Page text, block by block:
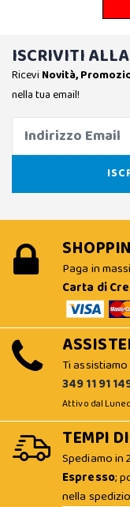
ISCRIVITI
Ricevi Novità,
nella tua email!
Paga in
Carta di
Ti
349 11 91
Attivo dal
TEMPI
Spediamo in
Espresso;
nella